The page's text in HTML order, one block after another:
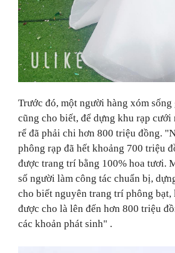
Trước đó, một người hàng xóm sống
cũng cho biết, để dựng khu rạp cưới
rể đã phải chi hơn 800 triệu đồng.
phông rạp đã hết khoảng 700 triệu
được trang trí bằng 100% hoa tươi.
số người làm công tác chuẩn bị,
cho biết nguyên trang trí phông bạt,
được cho là lên đến hơn 800 triệu
các khoản phát sinh" .